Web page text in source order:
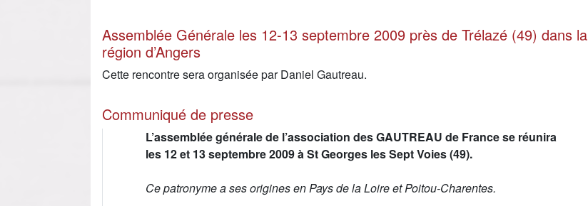
Assemblée Générale les 12-13 septembre 2009 près de Trélazé (49) dans la
région d’Angers
Cette rencontre sera organisée par Daniel Gautreau.
Communiqué de presse
L’assemblée générale de l’association des GAUTREAU de France se réunira
les 12 et 13 septembre 2009 à St Georges les Sept Voies (49).
Ce patronyme a ses origines en Pays de la Loire et Poitou-Charentes.